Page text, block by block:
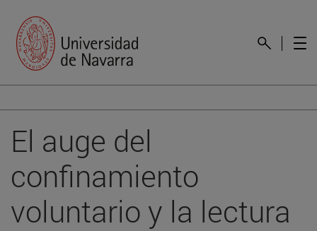
El auge del
confinamiento
voluntario y la lectura